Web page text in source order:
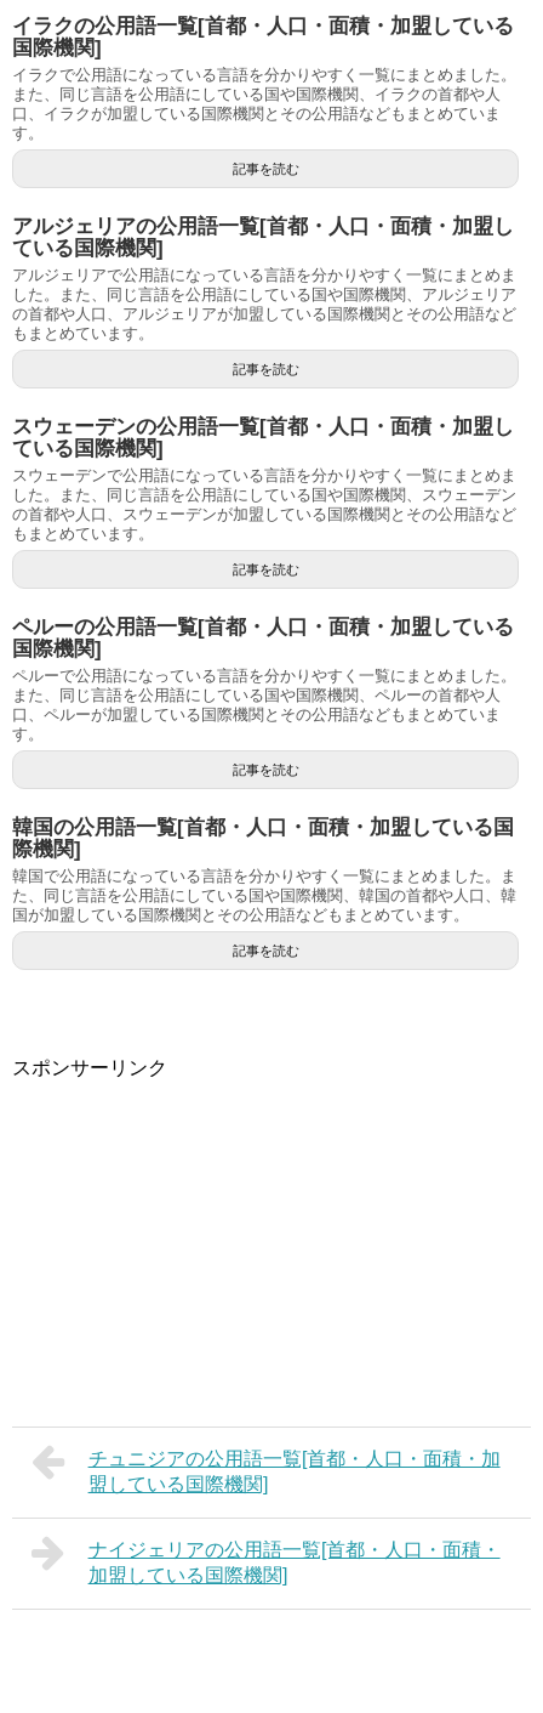
イラクの公用語一覧[首都・人口・面積・加盟している
国際機関]
イラクで公用語になっている言語を分かりやすく一覧にまとめました。
また、同じ言語を公用語にしている国や国際機関、イラクの首都や人
口、イラクが加盟している国際機関とその公用語などもまとめていま
す。
記事を読む
アルジェリアの公用語一覧[首都・人口・面積・加盟し
ている国際機関]
アルジェリアで公用語になっている言語を分かりやすく一覧にまとめま
した。また、同じ言語を公用語にしている国や国際機関、アルジェリア
の首都や人口、アルジェリアが加盟している国際機関とその公用語など
もまとめています。
記事を読む
スウェーデンの公用語一覧[首都・人口・面積・加盟し
ている国際機関]
スウェーデンで公用語になっている言語を分かりやすく一覧にまとめま
した。また、同じ言語を公用語にしている国や国際機関、スウェーデン
の首都や人口、スウェーデンが加盟している国際機関とその公用語など
もまとめています。
記事を読む
ペルーの公用語一覧[首都・人口・面積・加盟している
国際機関]
ペルーで公用語になっている言語を分かりやすく一覧にまとめました。
また、同じ言語を公用語にしている国や国際機関、ペルーの首都や人
口、ペルーが加盟している国際機関とその公用語などもまとめていま
す。
記事を読む
韓国の公用語一覧[首都・人口・面積・加盟している国
際機関]
韓国で公用語になっている言語を分かりやすく一覧にまとめました。ま
た、同じ言語を公用語にしている国や国際機関、韓国の首都や人口、韓
国が加盟している国際機関とその公用語などもまとめています。
記事を読む
スポンサーリンク
チュニジアの公用語一覧[首都・人口・面積・加
盟している国際機関]
ナイジェリアの公用語一覧[首都・人口・面積・
加盟している国際機関]